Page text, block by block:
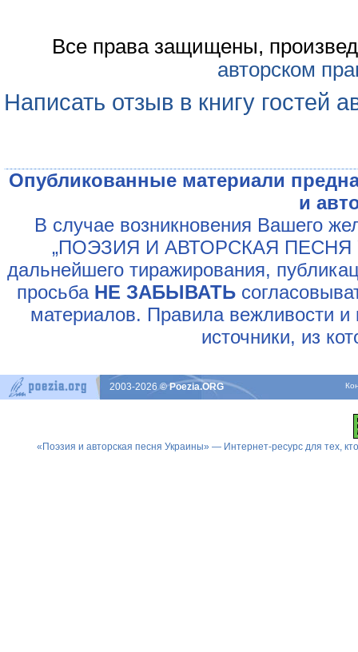
Все права защищены,
авторском
Написать отзыв в книгу гостей
Опубликованные материали
и
В случае возникновения Вашего
„ПОЭЗИЯ И АВТОРСКАЯ ПЕСНЯ
дальнейшего тиражирования,
просьба НЕ ЗАБЫВАТЬ
материалов. Правила вежливости и
источники, из
2003-2026© Poezia.ORG
«Поэзия и авторская песня Украины» — Интернет-ресурс для тех,